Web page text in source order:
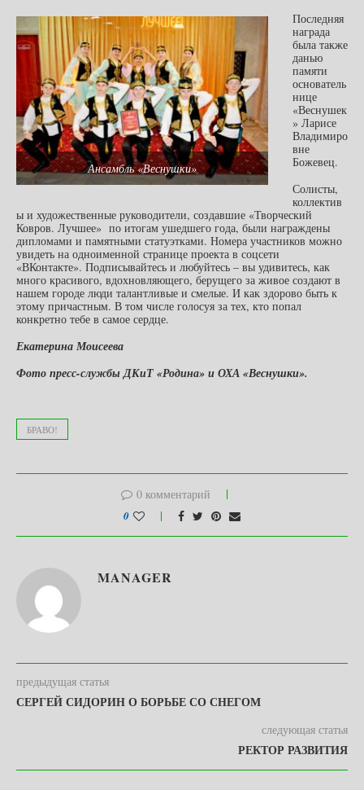
Ансамбль «Веснушки»
Последняя
награда
была также
данью
памяти
основатель
нице
«Веснушек
» Ларисе
Владимиро
вне
Божевец.
Солисты,
коллектив
ы и художественные руководители, создавшие «Творческий
Ковров. Лучшее» по итогам ушедшего года, были награждены
дипломами и памятными статуэтками. Номера участников можно
увидеть на одноименной странице проекта в соцсети
«ВКонтакте». Подписывайтесь и любуйтесь – вы удивитесь, как
много красивого, вдохновляющего, берущего за живое создают в
нашем городе люди талантливые и смелые. И как здорово быть к
этому причастным. В том числе голосуя за тех, кто попал
конкретно тебе в самое сердце.
Екатерина Моисеева
Фото пресс-службы ДКиТ «Родина» и ОХА «Веснушки».
БРАВО!
0 комментарий
0
MANAGER
предыдущая статья
СЕРГЕЙ СИДОРИН О БОРЬБЕ СО СНЕГОМ
следующая статья
РЕКТОР РАЗВИТИЯ